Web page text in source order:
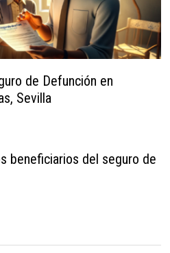
de Defunción en
Sevilla
beneficiarios del seguro de